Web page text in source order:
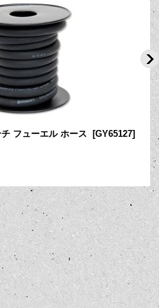
フューエル ホース [GY65127]
[